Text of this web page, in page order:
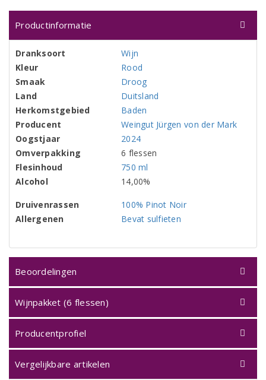
Productinformatie
Dranksoort
Wijn
Kleur
Rood
Smaak
Droog
Land
Duitsland
Herkomstgebied
Baden
Producent
Weingut Jürgen von der Mark
Oogstjaar
2024
Omverpakking
6 flessen
Flesinhoud
750 ml
Alcohol
14,00%
Druivenrassen
100% Pinot Noir
Allergenen
Bevat sulfieten
Beoordelingen
Wijnpakket (6 flessen)
Producentprofiel
Vergelijkbare artikelen